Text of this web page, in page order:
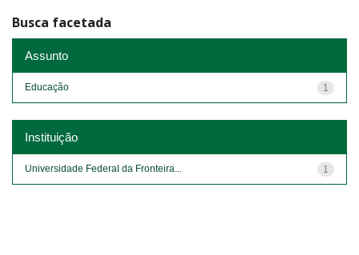
Busca facetada
Assunto
1
Educação
Instituição
1
Universidade Federal da Fronteira...